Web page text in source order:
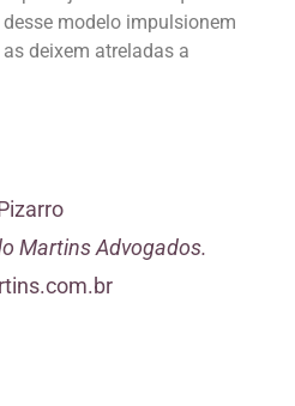
modelo impulsionem
deixem atreladas a
Martins Advogados.